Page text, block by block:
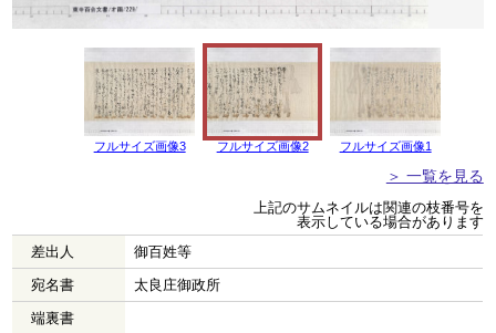
フルサイズ画像3 フルサイズ画像2 フルサイズ画像1
＞ 一覧を見る
上記のサムネイルは関連の枝番号を
表示している場合があります
差出人
御百姓等
宛名書
太良庄御政所
端裏書